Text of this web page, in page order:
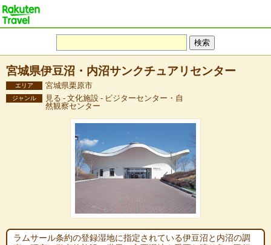
宮城県伊豆沼・内沼サンクチュアリセンター
エリア 宮城県栗原市
ジャンル
見る - 文化施設 - ビジターセンター・自
然観察センター
ラムサール条約の登録湿地に指定されている伊豆沼と内沼の調